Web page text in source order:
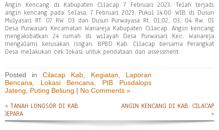
Angin Kencang di Kabupaten Cilacap 7 Februari 2023. Telah terjadi
angin kencang pada Selasa, 7 Februari 2023, Pukul 14.00 WIB di Dusun
Mulyasari RT. 07 RW. 03 dan Dusun Purwayasa Rt. 01,02, 03, 04 Rw. 01
Desa Purwasari Kecamatan Wanareja Kabupaten Cilacap. Angin kencang
mengakibatkan 24 rumah di wilayah Desa Purwasari Kec. Wanareja
mengalami kerusakan ringan. BPBD Kab. Cilacap bersama Perangkat
Desa melakukan cek lokasi untuk pendataan dan assessment.
Posted inCilacap Kab Kegiatan
Laporan
Bencana
Lokasi Bencana
PIB Pusdalops
Jateng
Puting Beliung | No Comments »
«TANAH LONGSOR DI KAB.
JEPARA
ANGIN KENCANG DI KAB. CILACAP
»